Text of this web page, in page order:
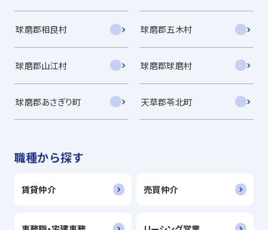
球磨郡相良村 球磨郡五木村
球磨郡山江村 球磨郡球磨村
球磨郡あさぎり町 天草郡苓北町
職種から探す
賃貸仲介 売買仲介